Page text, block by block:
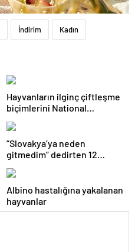
İndirim Kadın
Hayvanların ilginç çiftleşme
biçimlerini National
“Slovakya’ya neden
gitmedim” dedirten 12
Albino hastalığına yakalanan
hayvanlar